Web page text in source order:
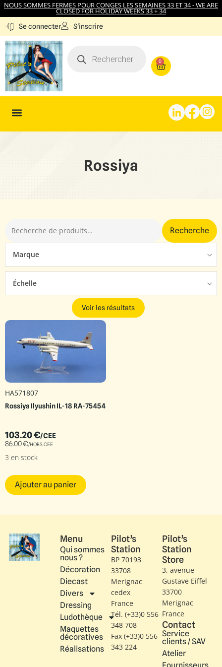
NOUS SOMMES FERMES POUR CONGES LES SEMAINES 33 ET 34 - WE ARE
CLOSED FOR HOLIDAY WEEKS 33 + 34
Se connecter S'inscrire
0
Rossiya
Recherche
Marque
Échelle
Voir les résultats
HA571807
Rossiya Ilyushin IL-18 RA-75454
103.20€/CEE
86.00€/HORS CEE
3 en stock
Ajouter au panier
Menu
Qui sommes
nous ?
Décoration
Diecast
Divers
Dressing
Ludothèque
Maquettes
décoratives
Réalisations
Pilot’s
Station
BP 70193
33708
Merignac
cedex
France
Tél. (+33)0 556
348 708
Fax (+33)0 556
343 224
Pilot’s
Station
Store
3, avenue
Gustave Eiffel​
33700
Merignac
France
Contact
Service
clients / SAV
Atelier